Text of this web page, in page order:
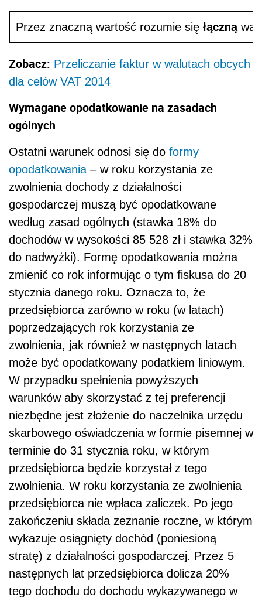
Przez znaczną wartość rozumie się łączną
Zobacz: Przeliczanie faktur w walutach obcych
dla celów VAT 2014
Wymagane opodatkowanie na zasadach
ogólnych
Ostatni warunek odnosi się do formy
opodatkowania – w roku korzystania ze
zwolnienia dochody z działalności
gospodarczej muszą być opodatkowane
według zasad ogólnych (stawka 18% do
dochodów w wysokości 85 528 zł i stawka 32%
do nadwyżki). Formę opodatkowania można
zmienić co rok informując o tym fiskusa do 20
stycznia danego roku. Oznacza to, że
przedsiębiorca zarówno w roku (w latach)
poprzedzających rok korzystania ze
zwolnienia, jak również w następnych latach
może być opodatkowany podatkiem liniowym.
W przypadku spełnienia powyższych
warunków aby skorzystać z tej preferencji
niezbędne jest złożenie do naczelnika urzędu
skarbowego oświadczenia w formie pisemnej w
terminie do 31 stycznia roku, w którym
przedsiębiorca będzie korzystał z tego
zwolnienia. W roku korzystania ze zwolnienia
przedsiębiorca nie wpłaca zaliczek. Po jego
zakończeniu składa zeznanie roczne, w którym
wykazuje osiągnięty dochód (poniesioną
stratę) z działalności gospodarczej. Przez 5
następnych lat przedsiębiorca dolicza 20%
tego dochodu do dochodu wykazywanego w